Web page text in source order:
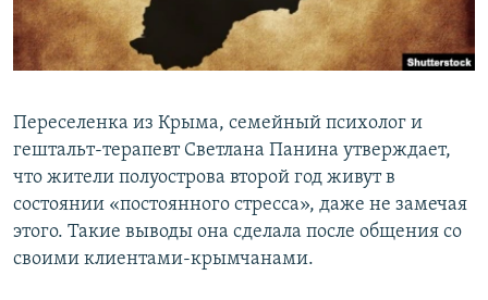
ПОБЕДИТЕЛЕЙ НЕ СУДЯТ?
КРЫМ.НЕПОКОРЕННЫЙ
УКРАИНСКАЯ ПРОБЛЕМА КРЫМА
ПРИСОЕДИНЯЙТЕСЬ!
Все сайты RFE/RL
Переселенка из Крыма, семейный психолог и
гештальт-терапевт Светлана Панина утверждает,
что жители полуострова второй год живут в
состоянии «постоянного стресса», даже не замечая
этого. Такие выводы она сделала после общения со
своими клиентами-крымчанами.